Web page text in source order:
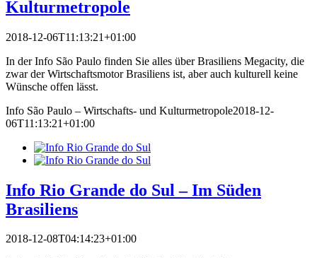
Kulturmetropole
2018-12-06T11:13:21+01:00
In der Info São Paulo finden Sie alles über Brasiliens Megacity, die
zwar der Wirtschaftsmotor Brasiliens ist, aber auch kulturell keine
Wünsche offen lässt.
Info São Paulo – Wirtschafts- und Kulturmetropole2018-12-
06T11:13:21+01:00
Info Rio Grande do Sul – Im Süden
Brasiliens
2018-12-08T04:14:23+01:00